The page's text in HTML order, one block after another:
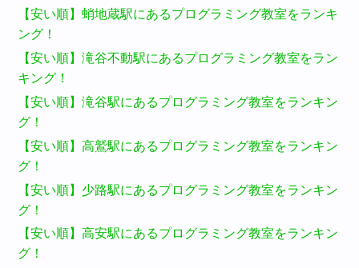
【安い順】蛸地蔵駅にあるプログラミング教室をランキ
ング！
【安い順】滝谷不動駅にあるプログラミング教室をラン
キング！
【安い順】滝谷駅にあるプログラミング教室をランキン
グ！
【安い順】高鷲駅にあるプログラミング教室をランキン
グ！
【安い順】少路駅にあるプログラミング教室をランキン
グ！
【安い順】高安駅にあるプログラミング教室をランキン
グ！